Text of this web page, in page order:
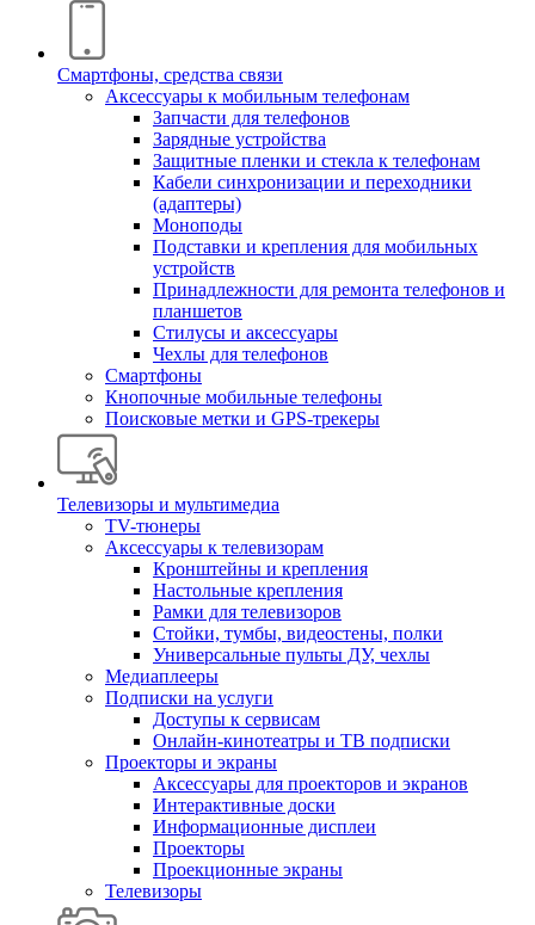
Смартфоны, средства связи
Аксессуары к мобильным телефонам
Запчасти для телефонов
Зарядные устройства
Защитные пленки и стекла к телефонам
Кабели синхронизации и переходники
(адаптеры)
Моноподы
Подставки и крепления для мобильных
устройств
Принадлежности для ремонта телефонов и
планшетов
Стилусы и аксессуары
Чехлы для телефонов
Смартфоны
Кнопочные мобильные телефоны
Поисковые метки и GPS-трекеры
Телевизоры и мультимедиа
TV-тюнеры
Аксессуары к телевизорам
Кронштейны и крепления
Настольные крепления
Рамки для телевизоров
Стойки, тумбы, видеостены, полки
Универсальные пульты ДУ, чехлы
Медиаплееры
Подписки на услуги
Доступы к сервисам
Онлайн-кинотеатры и ТВ подписки
Проекторы и экраны
Аксессуары для проекторов и экранов
Интерактивные доски
Информационные дисплеи
Проекторы
Проекционные экраны
Телевизоры